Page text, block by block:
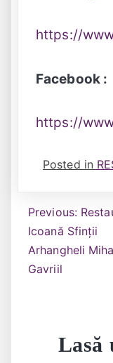
https://
Facebook :
https://
Posted in
în
Previous:
Icoană Sfinții
Arhangheli
Gavriil
Lasă